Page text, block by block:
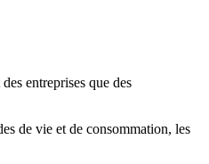
entreprises que des
de vie et de consommation, les